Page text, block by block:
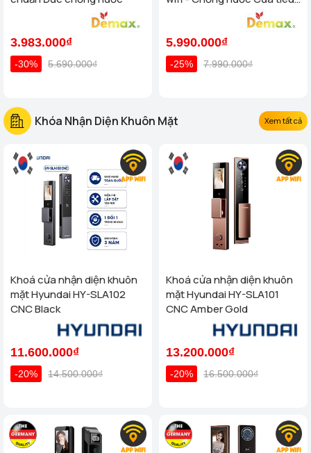
3.983.000₫
-30% 5.690.000₫
5.990.000₫
-25% 7.990.000₫
Khóa Nhận Diện Khuôn Mặt Xem tất cả
Khoá cửa nhận diện khuôn
mặt Hyundai HY-SLA102
CNC Black
11.600.000₫
-20% 14.500.000₫
Khoá cửa nhận diện khuôn
mặt Hyundai HY-SLA101
CNC Amber Gold
13.200.000₫
-20% 16.500.000₫